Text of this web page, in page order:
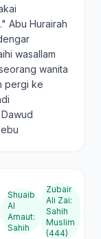
Abu Hurairah
wasallam
wanita
pergi ke
Shuaib
Al
Arnaut:
Sahih
Zubair
Ali Zai:
Sahih
Muslim
(444)